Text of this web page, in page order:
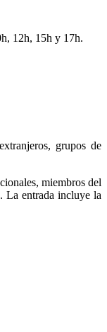
12h, 15h y 17h.
grupos de
miembros del
La entrada incluye la